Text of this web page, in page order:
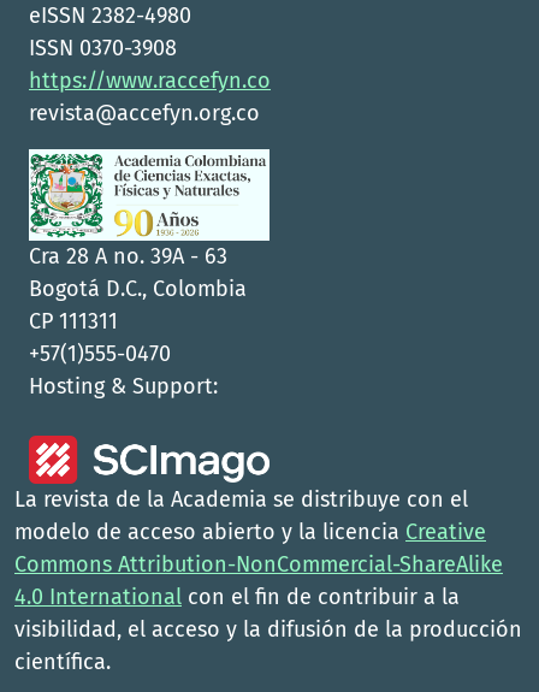
eISSN 2382-4980
ISSN 0370-3908
https://www.raccefyn.co
revista@accefyn.org.co
Cra 28 A no. 39A - 63
Bogotá D.C., Colombia
CP 111311
+57(1)555-0470
Hosting & Support:
La revista de la Academia se distribuye con el
modelo de acceso abierto y la licencia Creative
Commons Attribution-NonCommercial-ShareAlike
4.0 International con el fin de contribuir a la
visibilidad, el acceso y la difusión de la producción
científica.